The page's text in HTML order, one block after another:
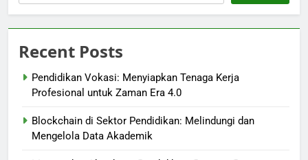
Recent Posts
Pendidikan Vokasi: Menyiapkan Tenaga Kerja
Profesional untuk Zaman Era 4.0
Blockchain di Sektor Pendidikan: Melindungi dan
Mengelola Data Akademik